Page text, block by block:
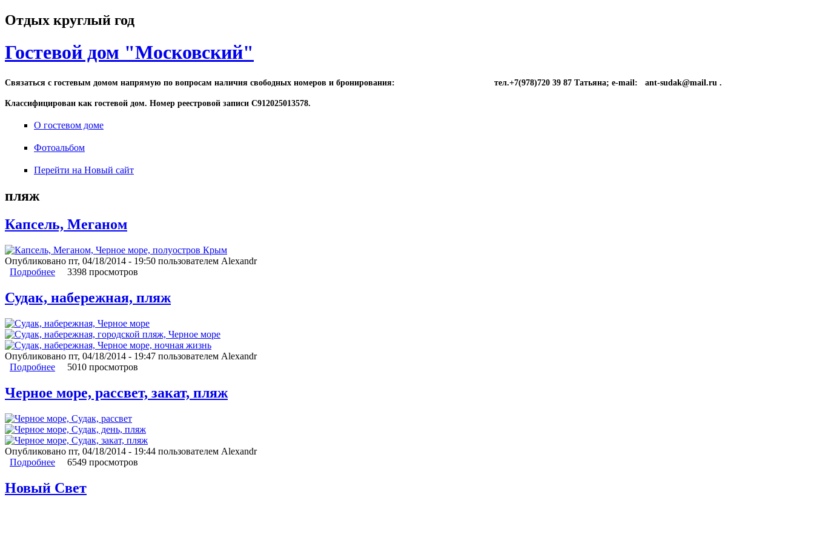
Отдых круглый год
Гостевой дом "Московский"
Связаться c гостевым домом напрямую по вопросам наличия свободных номеров и бронирования: тел.+7(978)720 39 87 Татьяна; e-mail: ant-sudak@mail.ru .
Классифицирован как гостевой дом. Номер реестровой записи С912025013578.
О гостевом доме
Фотоальбом
Перейти на Новый сайт
пляж
Капсель, Меганом
Опубликовано пт, 04/18/2014 - 19:50 пользователем Alexandr
Подробнее о Капсель, Меганом
3398 просмотров
Судак, набережная, пляж
Опубликовано пт, 04/18/2014 - 19:47 пользователем Alexandr
Подробнее о Судак, набережная, пляж
5010 просмотров
Черное море, рассвет, закат, пляж
Опубликовано пт, 04/18/2014 - 19:44 пользователем Alexandr
Подробнее о Черное море, рассвет, закат, пляж
6549 просмотров
Новый Свет